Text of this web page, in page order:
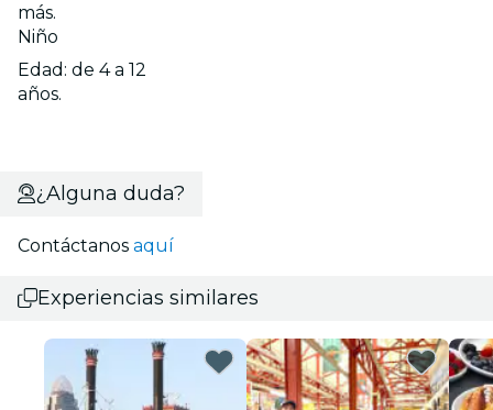
más.
Niño
Edad: de 4 a 12
años.
¿Alguna duda?
Contáctanos aquí
Experiencias similares